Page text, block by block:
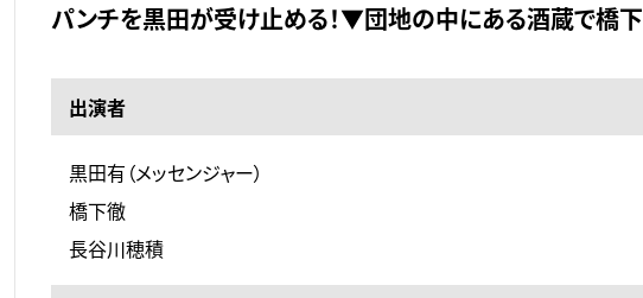
パンチを黒田が受け止める！▼団地の中にある酒蔵で橋
出演者
黒田有（メッセンジャー）
橋下徹
長谷川穂積